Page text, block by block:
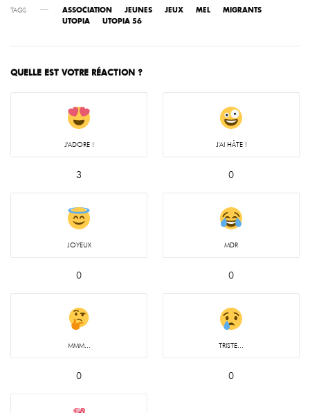
TAGS ASSOCIATION JEUNES JEUX MEL
MIGRANTS
UTOPIA
UTOPIA 56
QUELLE EST VOTRE RÉACTION ?
J'ADORE !
3
J'AI HÂTE !
0
JOYEUX
0
MDR
0
MMM...
0
TRISTE...
0